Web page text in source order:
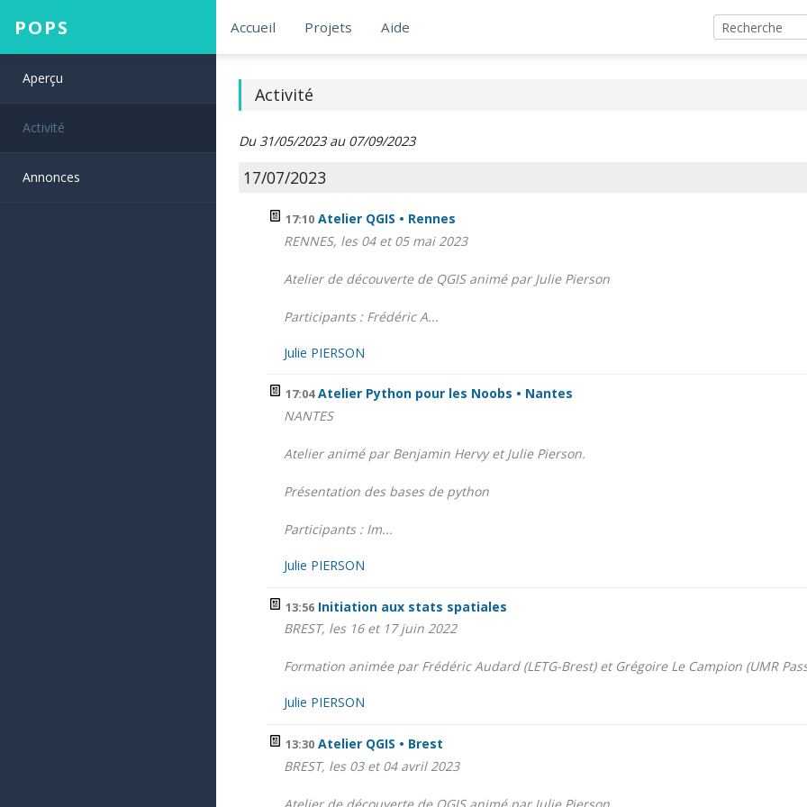
POPS Accueil Projets Aide
Aperçu
Activité
Annonces
Activité
Du 31/05/2023 au 07/09/2023
17/07/2023
17:10 Atelier QGIS • Rennes
RENNES, les 04 et 05 mai 2023
Atelier de découverte de QGIS animé par Julie Pierson
Participants : Frédéric A...
Julie PIERSON
17:04 Atelier Python pour les Noobs • Nantes
NANTES
Atelier animé par Benjamin Hervy et Julie Pierson.
Présentation des bases de python
Participants : Im...
Julie PIERSON
13:56 Initiation aux stats spatiales
BREST, les 16 et 17 juin 2022
Formation animée par Frédéric Audard (LETG-Brest) et Grégoire Le Campion (UMR
Julie PIERSON
13:30 Atelier QGIS • Brest
BREST, les 03 et 04 avril 2023
Atelier de découverte de QGIS animé par Julie Pierson